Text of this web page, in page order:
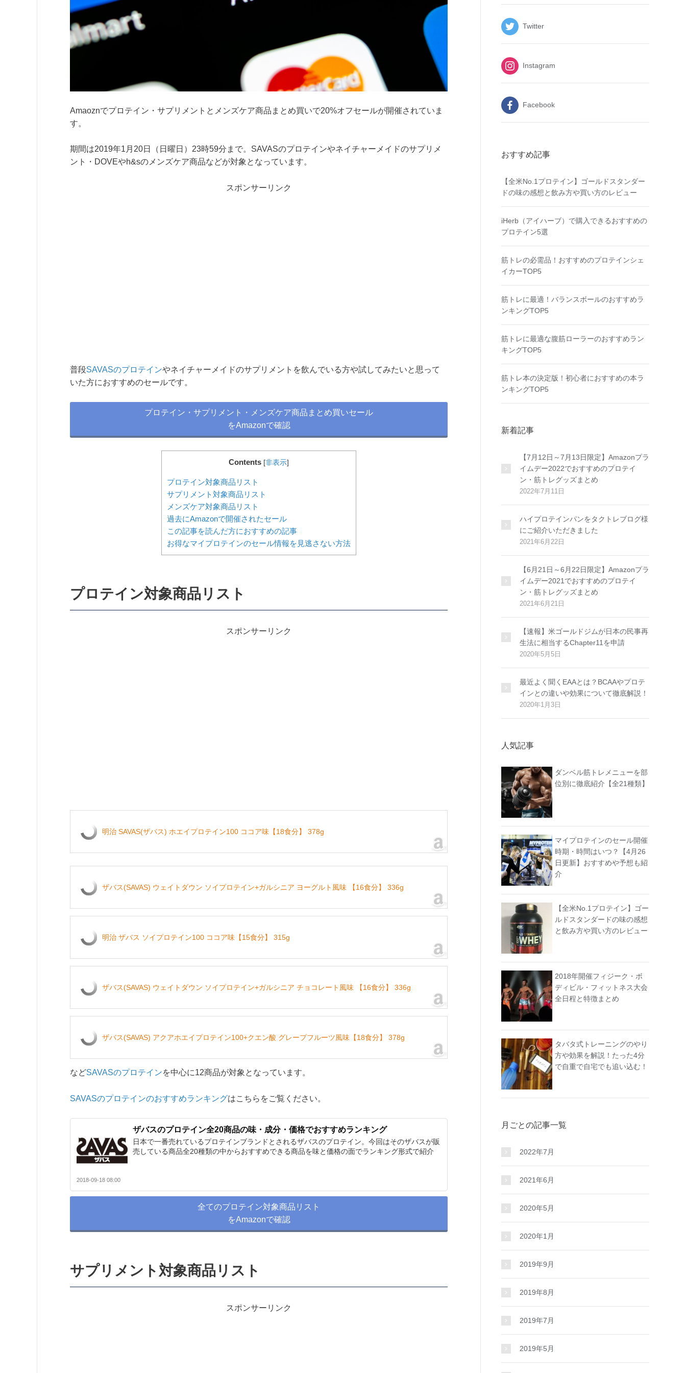
Amaoznでプロテイン・サプリメントとメンズケア商品まとめ買いで20%オフセールが開催されていま
す。
期間は2019年1月20日（日曜日）23時59分まで。SAVASのプロテインやネイチャーメイドのサプリメ
ント・DOVEやh&sのメンズケア商品などが対象となっています。
スポンサーリンク
普段SAVASのプロテインやネイチャーメイドのサプリメントを飲んでいる方や試してみたいと思って
いた方におすすめのセールです。
プロテイン・サプリメント・メンズケア商品まとめ買いセール
をAmazonで確認
Contents [非表示]
プロテイン対象商品リスト
サプリメント対象商品リスト
メンズケア対象商品リスト
過去にAmazonで開催されたセール
この記事を読んだ方におすすめの記事
お得なマイプロテインのセール情報を見逃さない方法
プロテイン対象商品リスト
スポンサーリンク
明治 SAVAS(ザバス) ホエイプロテイン100 ココア味【18食分】 378g
ザバス(SAVAS) ウェイトダウン ソイプロテイン+ガルシニア ヨーグルト風味 【16食分】 336g
明治 ザバス ソイプロテイン100 ココア味【15食分】 315g
ザバス(SAVAS) ウェイトダウン ソイプロテイン+ガルシニア チョコレート風味 【16食分】 336g
ザバス(SAVAS) アクアホエイプロテイン100+クエン酸 グレープフルーツ風味【18食分】 378g
などSAVASのプロテインを中心に12商品が対象となっています。
SAVASのプロテインのおすすめランキングはこちらをご覧ください。
ザバスのプロテイン全20商品の味・成分・価格でおすすめランキング
日本で一番売れているプロテインブランドとされるザバスのプロテイン。今回はそのザバスが販
売している商品全20種類の中からおすすめできる商品を味と価格の面でランキング形式で紹介
2018-09-18 08:00
全てのプロテイン対象商品リスト
をAmazonで確認
サプリメント対象商品リスト
スポンサーリンク
Twitter
Instagram
Facebook
おすすめ記事
【全米No.1プロテイン】ゴールドスタンダー
ドの味の感想と飲み方や買い方のレビュー
iHerb（アイハーブ）で購入できるおすすめの
プロテイン5選
筋トレの必需品！おすすめのプロテインシェ
イカーTOP5
筋トレに最適！バランスボールのおすすめラ
ンキングTOP5
筋トレに最適な腹筋ローラーのおすすめラン
キングTOP5
筋トレ本の決定版！初心者におすすめの本ラ
ンキングTOP5
新着記事
【7月12日～7月13日限定】Amazonプラ
イムデー2022でおすすめのプロテイ
ン・筋トレグッズまとめ
2022年7月11日
ハイプロテインパンをタクトレブログ様
にご紹介いただきました
2021年6月22日
【6月21日～6月22日限定】Amazonプラ
イムデー2021でおすすめのプロテイ
ン・筋トレグッズまとめ
2021年6月21日
【速報】米ゴールドジムが日本の民事再
生法に相当するChapter11を申請
2020年5月5日
最近よく聞くEAAとは？BCAAやプロテ
インとの違いや効果について徹底解説！
2020年1月3日
人気記事
ダンベル筋トレメニューを部
位別に徹底紹介【全21種類】
マイプロテインのセール開催
時期・時間はいつ？【4月26
日更新】おすすめや予想も紹
介
【全米No.1プロテイン】ゴー
ルドスタンダードの味の感想
と飲み方や買い方のレビュー
2018年開催フィジーク・ボ
ディビル・フィットネス大会
全日程と特徴まとめ
タバタ式トレーニングのやり
方や効果を解説！たった4分
で自重で自宅でも追い込む！
月ごとの記事一覧
2022年7月
2021年6月
2020年5月
2020年1月
2019年9月
2019年8月
2019年7月
2019年5月